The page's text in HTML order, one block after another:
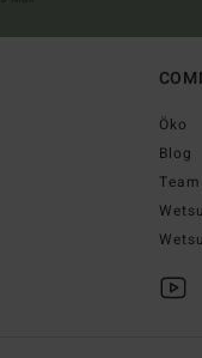
Öko
Blog
Team